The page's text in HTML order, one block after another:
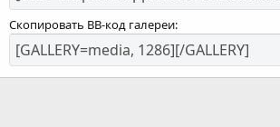
Скопировать BB-код галереи